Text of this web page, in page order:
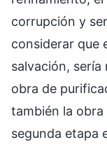
corrupción y
considerar que
salvación, sería
obra de
también la
segunda etapa